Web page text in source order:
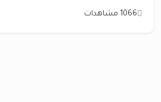
1066 مشاهدات